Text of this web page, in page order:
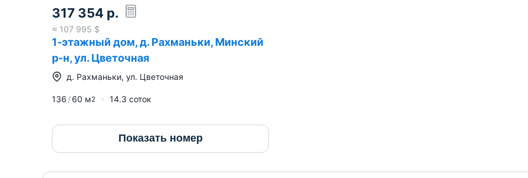
317 354 р.
≈ 107 995 $
1-этажный дом, д. Рахманьки, Минский
р-н, ул. Цветочная
д. Рахманьки, ул. Цветочная
136 60 м2 14.3 соток
Показать номер